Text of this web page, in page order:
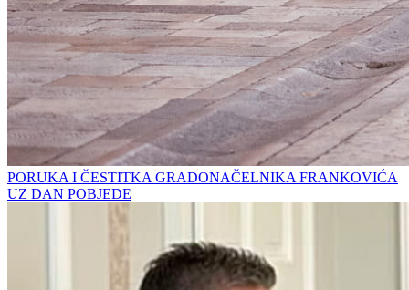
PORUKA I ČESTITKA GRADONAČELNIKA FRANKOVIĆA
UZ DAN POBJEDE